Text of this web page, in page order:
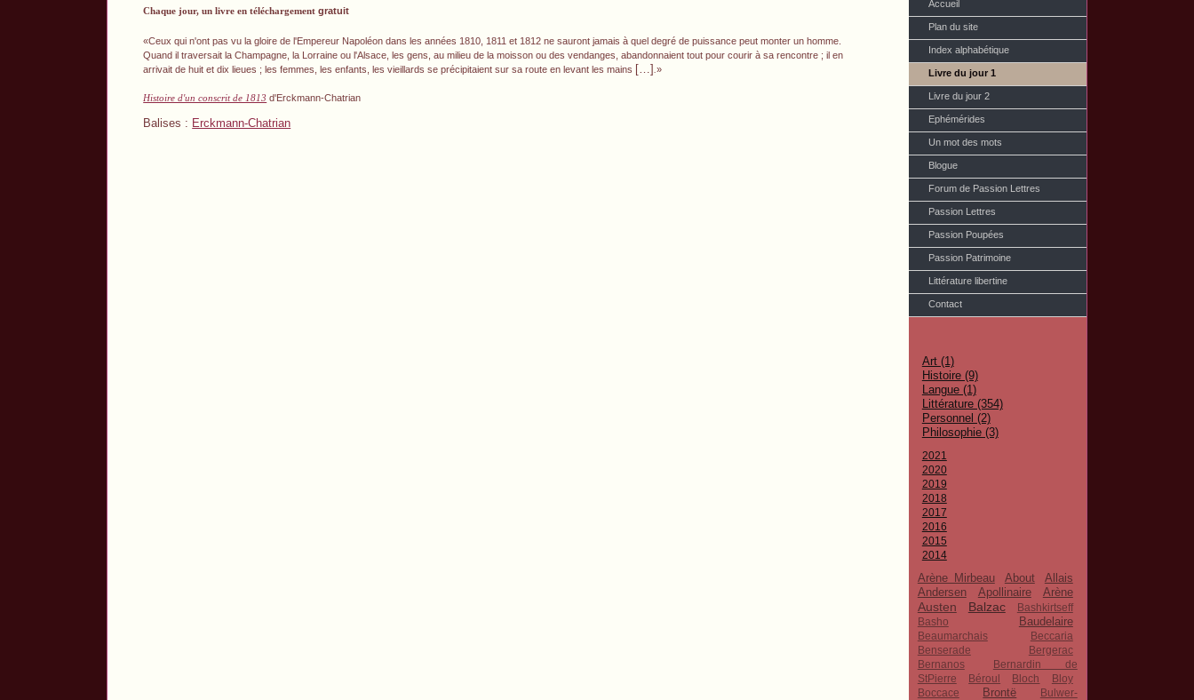
Accueil
Plan du site
Index alphabétique
Livre du jour 1
Livre du jour 2
Ephémérides
Un mot des mots
Blogue
Forum de Passion Lettres
Passion Lettres
Passion Poupées
Passion Patrimoine
Littérature libertine
Contact
Art (1)
Histoire (9)
Langue (1)
Littérature (354)
Personnel (2)
Philosophie (3)
2021
2020
2019
2018
2017
2016
2015
2014
Arène Mirbeau About
Allais
Andersen
Apollinaire Arène
Austen Balzac
Bashkirtseff
Basho
Baudelaire
Beaumarchais
Beccaria
Benserade
Bergerac
Bernanos
Bernardin de
StPierre
Béroul Bloch
Bloy
Boccace
Brontë
Bulwer-
Chaque jour, un livre en téléchargement gratuit
«Ceux qui n'ont pas vu la gloire de l'Empereur Napoléon dans les années 1810, 1811 et 1812 ne sauront jamais à quel degré de puissance peut monter un homme.
Quand il traversait la Champagne, la Lorraine ou l'Alsace, les gens, au milieu de la moisson ou des vendanges, abandonnaient tout pour courir à sa rencontre ; il en
arrivait de huit et dix lieues ; les femmes, les enfants, les vieillards se précipitaient sur sa route en levant les mains […] .»
Histoire d'un conscrit de 1813 d'Erckmann-Chatrian
Balises : Erckmann-Chatrian